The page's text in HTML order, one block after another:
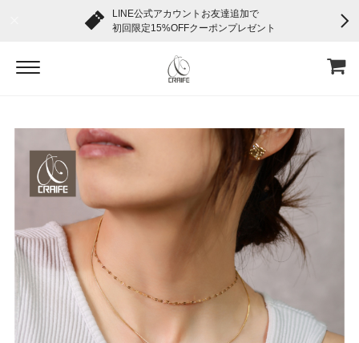
LINE公式アカウントお友達追加で
初回限定15%OFFクーポンプレゼント